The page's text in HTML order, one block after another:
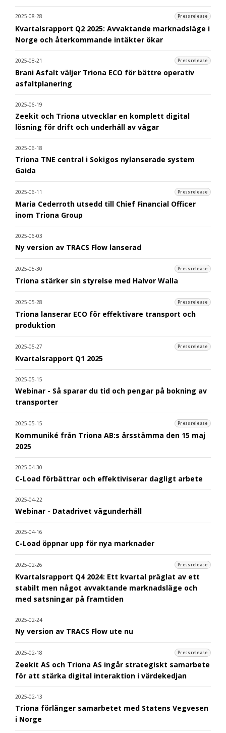
2025-08-28 Pressrelease
Kvartalsrapport Q2 2025: Avvaktande marknadsläge i
Norge och återkommande intäkter ökar
2025-08-21 Pressrelease
Brani Asfalt väljer Triona ECO för bättre operativ
asfaltplanering
2025-06-19
Zeekit och Triona utvecklar en komplett digital
lösning för drift och underhåll av vägar
2025-06-18
Triona TNE central i Sokigos nylanserade system
Gaida
2025-06-11 Pressrelease
Maria Cederroth utsedd till Chief Financial Officer
inom Triona Group
2025-06-03
Ny version av TRACS Flow lanserad
2025-05-30 Pressrelease
Triona stärker sin styrelse med Halvor Walla
2025-05-28 Pressrelease
Triona lanserar ECO för effektivare transport och
produktion
2025-05-27 Pressrelease
Kvartalsrapport Q1 2025
2025-05-15
Webinar - Så sparar du tid och pengar på bokning av
transporter
2025-05-15 Pressrelease
Kommuniké från Triona AB:s årsstämma den 15 maj
2025
2025-04-30
C-Load förbättrar och effektiviserar dagligt arbete
2025-04-22
Webinar - Datadrivet vägunderhåll
2025-04-16
C-Load öppnar upp för nya marknader
2025-02-26 Pressrelease
Kvartalsrapport Q4 2024: Ett kvartal präglat av ett
stabilt men något avvaktande marknadsläge och
med satsningar på framtiden
2025-02-24
Ny version av TRACS Flow ute nu
2025-02-18 Pressrelease
Zeekit AS och Triona AS ingår strategiskt samarbete
för att stärka digital interaktion i värdekedjan
2025-02-13
Triona förlänger samarbetet med Statens Vegvesen
i Norge